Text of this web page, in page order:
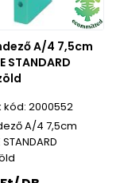
A/4 7,5cm
STANDARD
2000552
A/4 7,5cm
STANDARD